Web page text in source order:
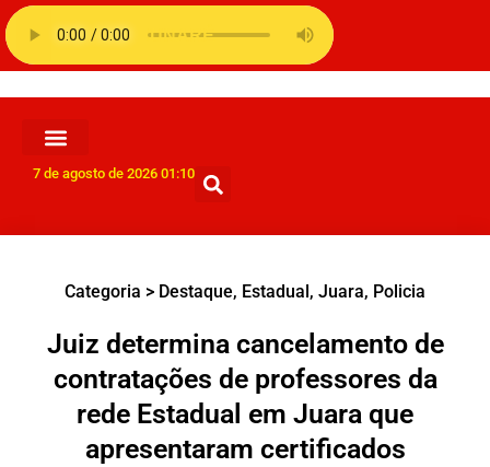
7 de agosto de 2026 01:10
Categoria > Destaque, Estadual, Juara, Policia
Juiz determina cancelamento de
contratações de professores da
rede Estadual em Juara que
apresentaram certificados